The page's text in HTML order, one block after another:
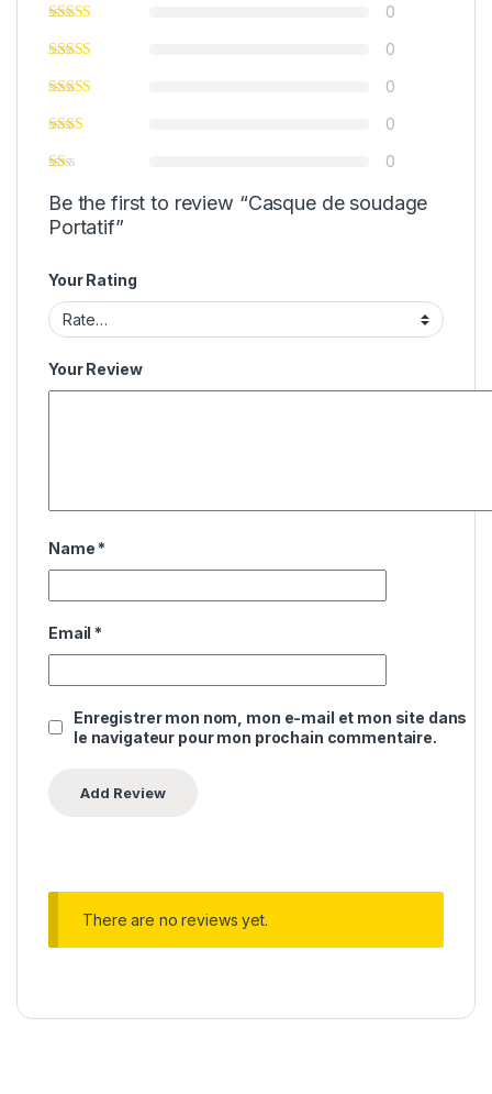
0
0
0
0
0
Be the first to review “Casque de soudage
Portatif”
Your Rating
Your Review
Name *
Email *
Enregistrer mon nom, mon e-mail et mon site dans
le navigateur pour mon prochain commentaire.
There are no reviews yet.